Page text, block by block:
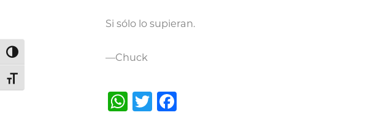
Alternar alto contraste
Alternar tamaño de letra
Si sólo lo supieran.
—Chuck
WhatsApp
Twitter